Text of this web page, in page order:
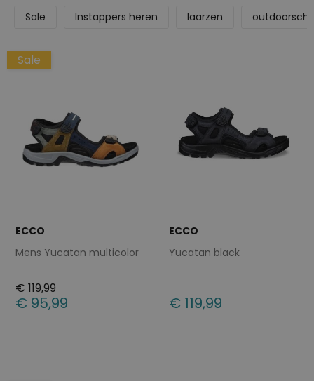
Sale Instappers heren laarzen
Sale
ECCO
Mens Yucatan multicolor
€ 119,99
€ 95,99
ECCO
Yucatan black
€ 119,99